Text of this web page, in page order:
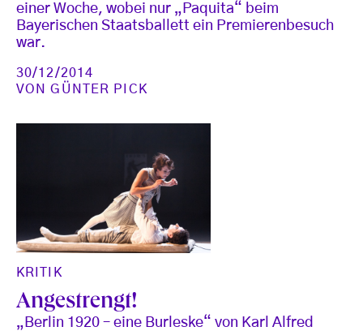
einer Woche, wobei nur „Paquita“ beim
Bayerischen Staatsballett ein Premierenbesuch
war.
30/12/2014
VONGÜNTER PICK
KRITIK
Angestrengt!
„Berlin 1920 – eine Burleske“ von Karl Alfred